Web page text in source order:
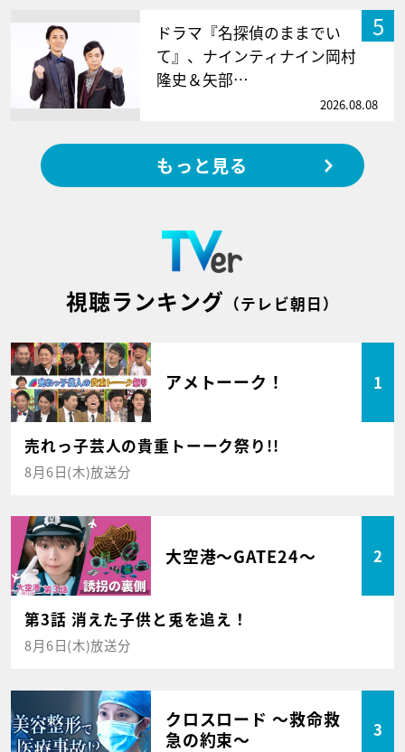
5
ドラマ『名探偵のままでい
て』、ナインティナイン岡村
隆史＆矢部…
2026.08.08
もっと見る
視聴ランキング （テレビ朝日）
アメトーーク！ 1
売れっ子芸人の貴重トーーク祭り!!
8月6日(木)放送分
大空港～GATE24～ 2
第3話 消えた子供と兎を追え！
8月6日(木)放送分
クロスロード ～救命救
急の約束～
3